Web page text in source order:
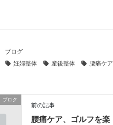
ブログ
妊婦整体 産後整体 腰痛ケア
ブログ
前の記事
腰痛ケア、ゴルフを楽